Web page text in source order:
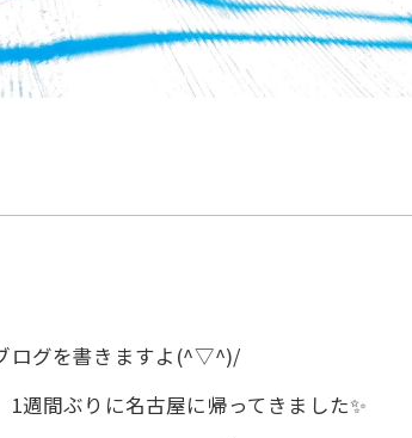
ログを書きますよ(^▽^)/
週間ぶりに名古屋に帰ってきました✨